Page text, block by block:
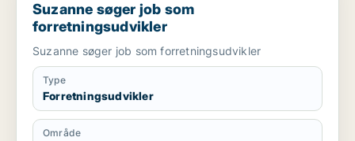
Suzanne søger job som
forretningsudvikler
Suzanne søger job som forretningsudvikler
Type
Forretningsudvikler
Område